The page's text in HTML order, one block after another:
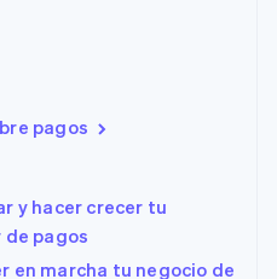
pagos
y hacer crecer tu
pagos
en marcha tu negocio de